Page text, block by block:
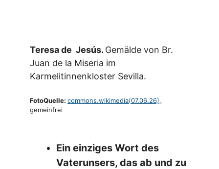
Teresa de Jesús. Gemälde von Br.
Juan de la Miseria im
Karmelitinnenkloster Sevilla.
FotoQuelle:commons.wikimedia(07.06.26),
gemeinfrei
Ein einziges Wort des
Vaterunsers, das ab und zu